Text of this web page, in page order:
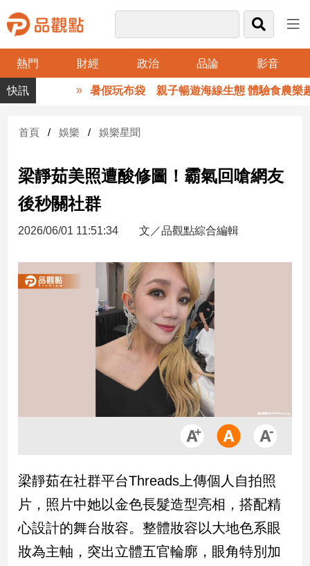
熱門 財經 政治 品論 影音
品
觀
財
台
財
新
產
經/
品
政
治
政
治
焦
暑假玩布袋 親子暢遊海線生態 體驗食農樂趣
首頁 娛樂 娛樂星聞
梁靜茹美照遭酸修圖！霸氣回嗆網友
後秒關社群
2026/06/01 11:51:34 文／品觀點綜合編輯
梁靜茹在社群平台Threads上傳個人自拍照
片，照片中她以金色長髮造型亮相，搭配精
心設計的舞台妝容。整體妝容以大地色系眼
妝為主軸，突出立體五官輪廓，眼角特別加